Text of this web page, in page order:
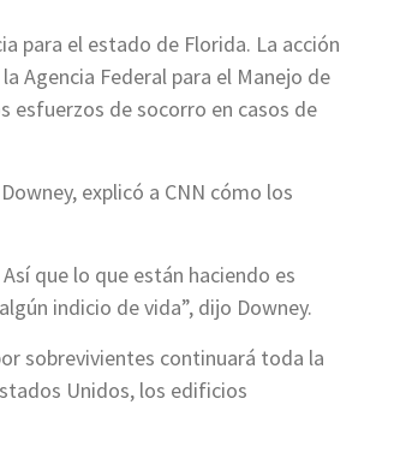
para el estado de Florida. La acción
Agencia Federal para el Manejo de
esfuerzos de socorro en casos de
explicó a CNN cómo los
que lo que están haciendo es
indicio de vida”, dijo Downey.
sobrevivientes continuará toda la
Unidos, los edificios